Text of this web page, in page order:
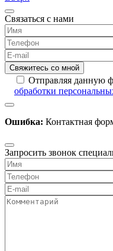
Связаться с нами
Отправляя данную
обработки
Ошибка: Контактная
Запросить звонок